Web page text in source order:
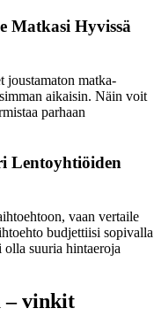
Matkasi Hyvissä
joustamaton matka-
aikaisin. Näin voit
parhaan
Lentoyhtiöiden
vaan vertaile
budjettiisi sopivalla
suuria hintaeroja
– vinkit